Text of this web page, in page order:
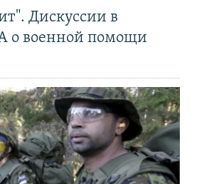
Дискуссии в
о военной помощи